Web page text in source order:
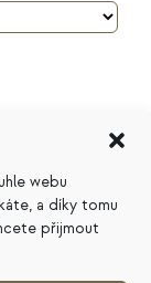
webu
a díky tomu
přijmout
introjekty